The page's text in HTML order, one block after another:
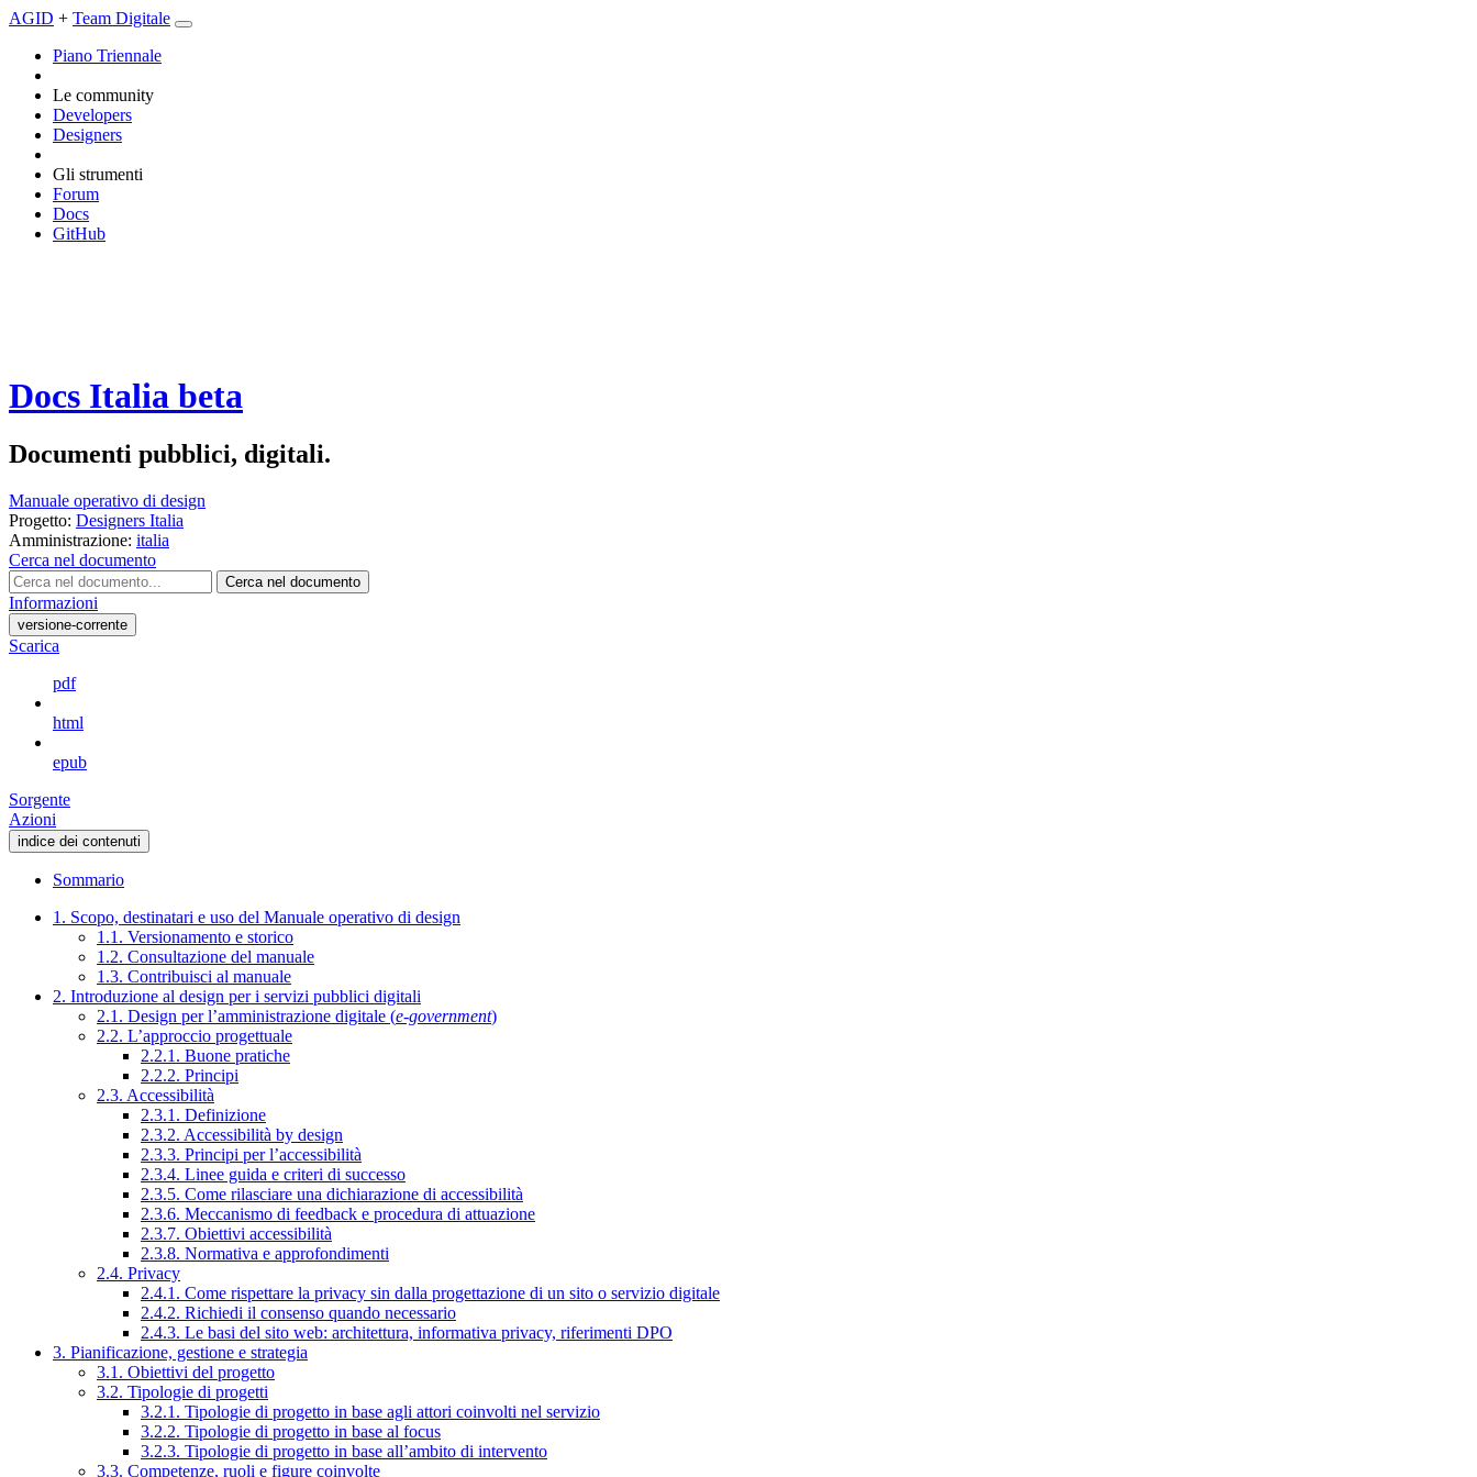
AGID + Team Digitale
Piano Triennale
Le community
Developers
Designers
Gli strumenti
Forum
Docs
GitHub
Docs Italia beta
Documenti pubblici, digitali.
Manuale operativo di design
Progetto: Designers Italia
Amministrazione: italia
Cerca nel documento
Cerca nel documento
Informazioni
versione-corrente
Scarica
pdf
html
epub
Sorgente
Azioni
indice dei contenuti
Sommario
1. Scopo, destinatari e uso del Manuale operativo di design
1.1. Versionamento e storico
1.2. Consultazione del manuale
1.3. Contribuisci al manuale
2. Introduzione al design per i servizi pubblici digitali
2.1. Design per l’amministrazione digitale (e-government)
2.2. L’approccio progettuale
2.2.1. Buone pratiche
2.2.2. Principi
2.3. Accessibilità
2.3.1. Definizione
2.3.2. Accessibilità by design
2.3.3. Principi per l’accessibilità
2.3.4. Linee guida e criteri di successo
2.3.5. Come rilasciare una dichiarazione di accessibilità
2.3.6. Meccanismo di feedback e procedura di attuazione
2.3.7. Obiettivi accessibilità
2.3.8. Normativa e approfondimenti
2.4. Privacy
2.4.1. Come rispettare la privacy sin dalla progettazione di un sito o servizio digitale
2.4.2. Richiedi il consenso quando necessario
2.4.3. Le basi del sito web: architettura, informativa privacy, riferimenti DPO
3. Pianificazione, gestione e strategia
3.1. Obiettivi del progetto
3.2. Tipologie di progetti
3.2.1. Tipologie di progetto in base agli attori coinvolti nel servizio
3.2.2. Tipologie di progetto in base al focus
3.2.3. Tipologie di progetto in base all’ambito di intervento
3.3. Competenze, ruoli e figure coinvolte